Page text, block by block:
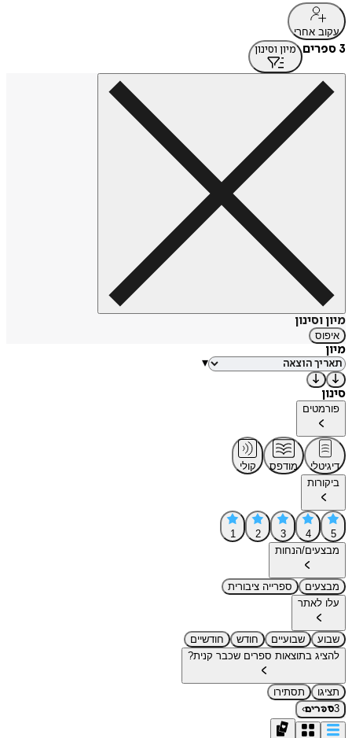
עקוב אחרי
3 ספרים מיון וסינון
מיון וסינון
איפוס
מיון
▾
סינון
פורמטים
דיגיטלי מודפס
קולי
ביקורות
5
4
3
2
1
מבצעים/הנחות
מבצעים
ספרייה ציבורית
עלו לאתר
שבוע שבועיים חודש
חודשיים
להציג בתוצאות ספרים שכבר קנית?
תציגו
תסתירו
3ספרים›